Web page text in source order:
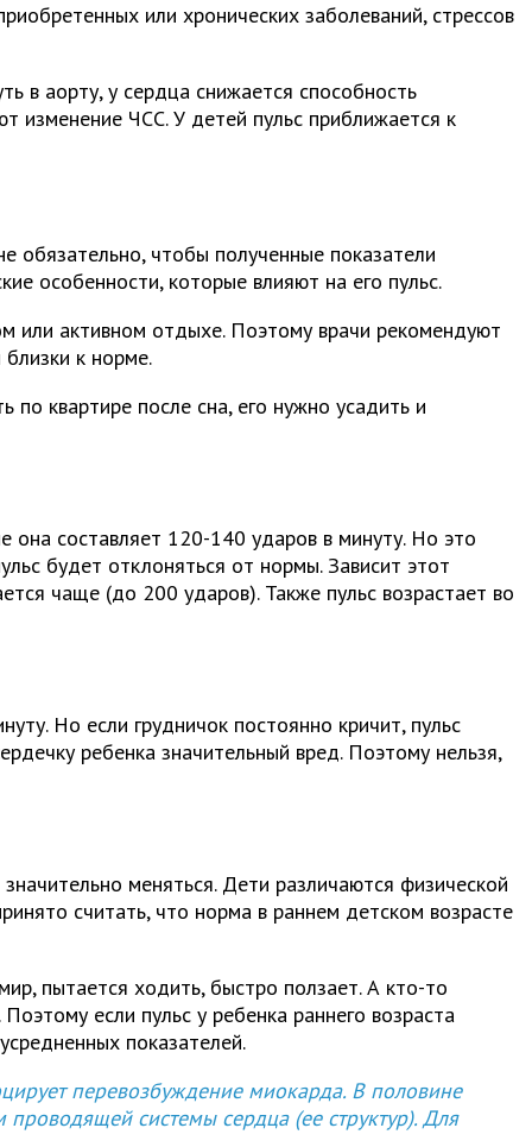
или хронических заболеваний, стрессов
в аорту, у сердца снижается способность
изменение ЧСС. У детей пульс приближается к
обязательно, чтобы полученные показатели
особенности, которые влияют на его пульс.
или активном отдыхе. Поэтому врачи рекомендуют
к норме.
квартире после сна, его нужно усадить и
она составляет 120-140 ударов в минуту. Но это
будет отклоняться от нормы. Зависит этот
чаще (до 200 ударов). Также пульс возрастает во
Но если грудничок постоянно кричит, пульс
ребенка значительный вред. Поэтому нельзя,
меняться. Дети различаются физической
считать, что норма в раннем детском возрасте
пытается ходить, быстро ползает. А кто-то
если пульс у ребенка раннего возраста
показателей.
перевозбуждение миокарда. В половине
системы сердца (ее структур). Для